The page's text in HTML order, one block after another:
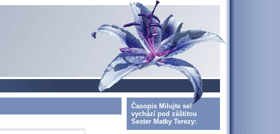
Časopis Milujte se!
vychází pod záštitou
Sester Matky Terezy: